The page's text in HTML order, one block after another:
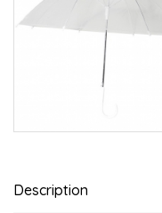
Description